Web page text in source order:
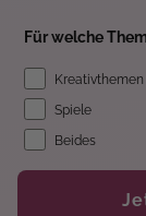
Für welche
Kreativthemen
Spiele
Beides